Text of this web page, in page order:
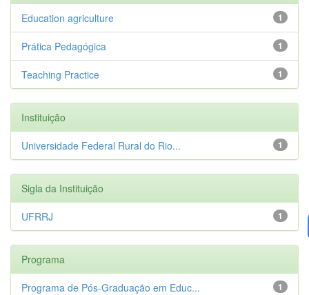
1
Education agriculture
1
Prática Pedagógica
1
Teaching Practice
Instituição
1
Universidade Federal Rural do Rio...
Sigla da Instituição
1
UFRRJ
Programa
1
Programa de Pós-Graduação em Educ...